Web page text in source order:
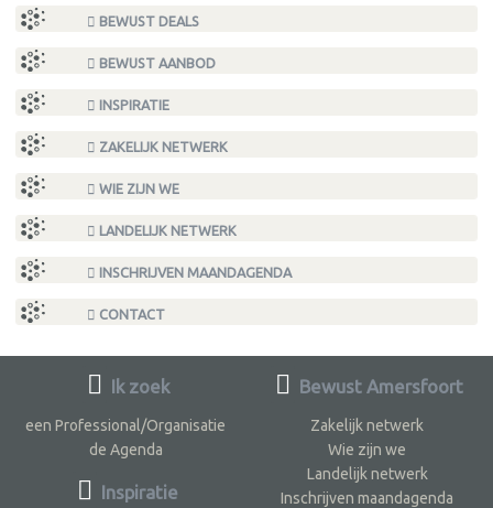
BEWUST DEALS
BEWUST AANBOD
INSPIRATIE
ZAKELIJK NETWERK
WIE ZIJN WE
LANDELIJK NETWERK
INSCHRIJVEN MAANDAGENDA
CONTACT
Ik zoek
een Professional/Organisatie
de Agenda
Inspiratie
Bewust Amersfoort
Zakelijk netwerk
Wie zijn we
Landelijk netwerk
Inschrijven maandagenda